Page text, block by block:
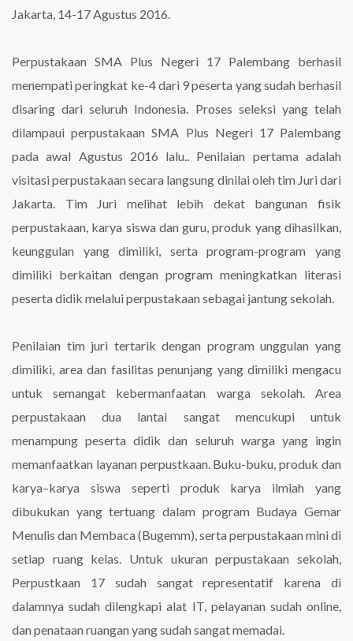
Jakarta, 14-17 Agustus 2016.
Perpustakaan SMA Plus Negeri 17 Palembang berhasil
menempati peringkat ke-4 dari 9 peserta yang sudah berhasil
disaring dari seluruh Indonesia. Proses seleksi yang telah
dilampaui perpustakaan SMA Plus Negeri 17 Palembang
pada awal Agustus 2016 lalu.. Penilaian pertama adalah
visitasi perpustakaan secara langsung dinilai oleh tim Juri dari
Jakarta. Tim Juri melihat lebih dekat bangunan fisik
perpustakaan, karya siswa dan guru, produk yang dihasilkan,
keunggulan yang dimiliki, serta program-program yang
dimiliki berkaitan dengan program meningkatkan literasi
peserta didik melalui perpustakaan sebagai jantung sekolah.
Penilaian tim juri tertarik dengan program unggulan yang
dimiliki, area dan fasilitas penunjang yang dimiliki mengacu
untuk semangat kebermanfaatan warga sekolah. Area
perpustakaan dua lantai sangat mencukupi untuk
menampung peserta didik dan seluruh warga yang ingin
memanfaatkan layanan perpustkaan. Buku-buku, produk dan
karya–karya siswa seperti produk karya ilmiah yang
dibukukan yang tertuang dalam program Budaya Gemar
Menulis dan Membaca (Bugemm), serta perpustakaan mini di
setiap ruang kelas. Untuk ukuran perpustakaan sekolah,
Perpustkaan 17 sudah sangat representatif karena di
dalamnya sudah dilengkapi alat IT, pelayanan sudah online,
dan penataan ruangan yang sudah sangat memadai.